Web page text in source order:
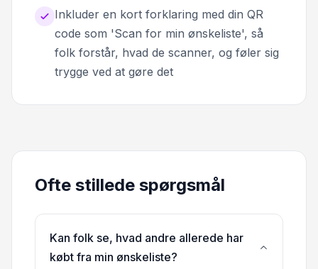
Inkluder en kort forklaring med din QR
code som 'Scan for min ønskeliste', så
folk forstår, hvad de scanner, og føler sig
trygge ved at gøre det
Ofte stillede spørgsmål
Kan folk se, hvad andre allerede har
købt fra min ønskeliste?